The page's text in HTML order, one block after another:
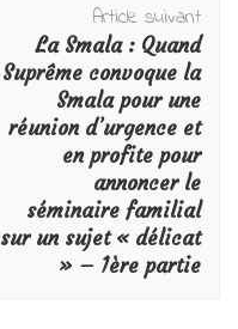
Article suivant
La Smala : Quand
Suprême convoque la
Smala pour une
réunion d’urgence et
en profite pour
annoncer le
séminaire familial
sur un sujet « délicat
» – 1ère partie